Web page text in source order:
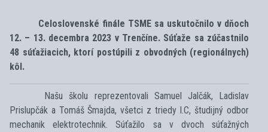
Celoslovenské finále TSME sa uskutočnilo v dňoch
12. – 13. decembra 2023 v Trenčíne. Súťaže sa zúčastnilo
48 súťažiacich, ktorí postúpili z obvodných (regionálnych)
kôl.
Našu školu reprezentovali Samuel Jalčák, Ladislav
Prislupčák a Tomáš Šmajda, všetci z triedy I.C, študijný odbor
mechanik elektrotechnik. Súťažilo sa v dvoch súťažných